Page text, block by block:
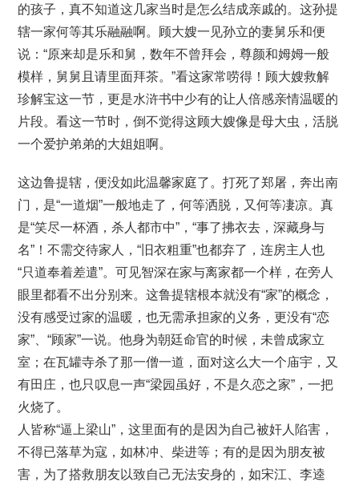
的孩子，真不知道这几家当时是怎么结成亲戚的。这孙提
辖一家何等其乐融融啊。顾大嫂一见孙立的妻舅乐和便
说：“原来却是乐和舅，数年不曾拜会，尊颜和姆姆一般
模样，舅舅且请里面拜茶。”看这家常唠得！顾大嫂救解
珍解宝这一节，更是水浒书中少有的让人倍感亲情温暖的
片段。看这一节时，倒不觉得这顾大嫂像是母大虫，活脱
一个爱护弟弟的大姐姐啊。
这边鲁提辖，便没如此温馨家庭了。打死了郑屠，奔出南
门，是“一道烟”一般地走了，何等洒脱，又何等凄凉。真
是“笑尽一杯酒，杀人都市中”，“事了拂衣去，深藏身与
名”！不需交待家人，“旧衣粗重”也都弃了，连房主人也
“只道奉着差遣”。可见智深在家与离家都一个样，在旁人
眼里都看不出分别来。这鲁提辖根本就没有“家”的概念，
没有感受过家的温暖，也无需承担家的义务，更没有“恋
家”、“顾家”一说。他身为朝廷命官的时候，未曾成家立
室；在瓦罐寺杀了那一僧一道，面对这么大一个庙宇，又
有田庄，也只叹息一声“梁园虽好，不是久恋之家”，一把
火烧了。
人皆称“逼上梁山”，这里面有的是因为自己被奸人陷害，
不得已落草为寇，如林冲、柴进等；有的是因为朋友被
害，为了搭救朋友以致自己无法安身的，如宋江、李逵